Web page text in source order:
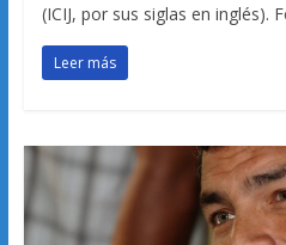
(ICIJ, por sus siglas en inglés).
Leer más